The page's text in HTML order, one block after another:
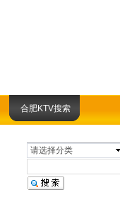
合肥KTV搜索
请选择分类